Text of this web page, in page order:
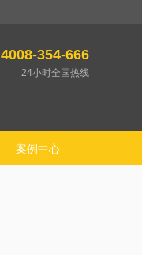
4008-354-666
24小时全国热线
案例中心